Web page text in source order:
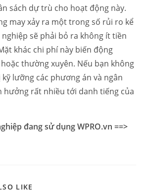
sách dự trù cho hoạt động này.
may xảy ra một trong số rủi ro kể
sẽ phải bỏ ra không ít tiền
khác chi phí này biến động
thường xuyên. Nếu bạn không
lưỡng các phương án và ngân
hưởng rất nhiều tới danh tiếng của
đang sử dụng WPRO.vn ==>
LIKE